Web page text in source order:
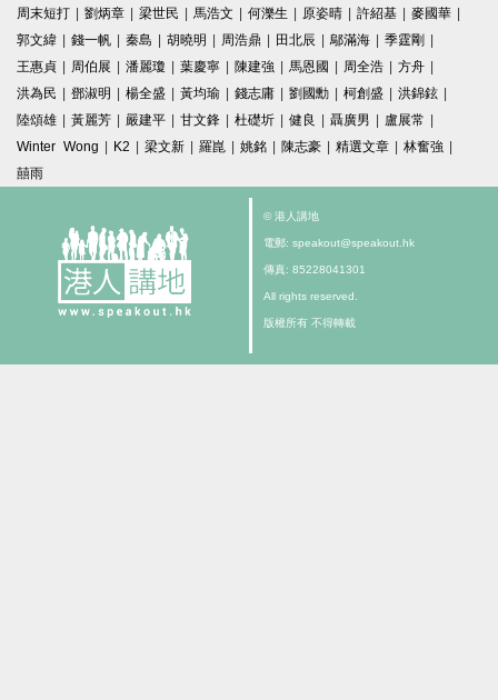
周末短打 | 劉炳章 | 梁世民 | 馬浩文 | 何濼生 | 原姿晴 | 許紹基 | 麥國華 |
郭文緯 | 錢一帆 | 秦島 | 胡曉明 | 周浩鼎 | 田北辰 | 鄔滿海 | 季霆剛 |
王惠貞 | 周伯展 | 潘麗瓊 | 葉慶寧 | 陳建強 | 馬恩國 | 周全浩 | 方舟 |
洪為民 | 鄧淑明 | 楊全盛 | 黃均瑜 | 錢志庸 | 劉國勳 | 柯創盛 | 洪錦鉉 |
陸頌雄 | 黃麗芳 | 嚴建平 | 甘文鋒 | 杜礎圻 | 健良 | 聶廣男 | 盧展常 |
Winter Wong | K2 | 梁文新 | 羅崑 | 姚銘 | 陳志豪 | 精選文章 | 林奮強 |
囍雨
© 港人講地
電郵: speakout@speakout.hk
傳真: 85228041301
All rights reserved.
版權所有 不得轉載